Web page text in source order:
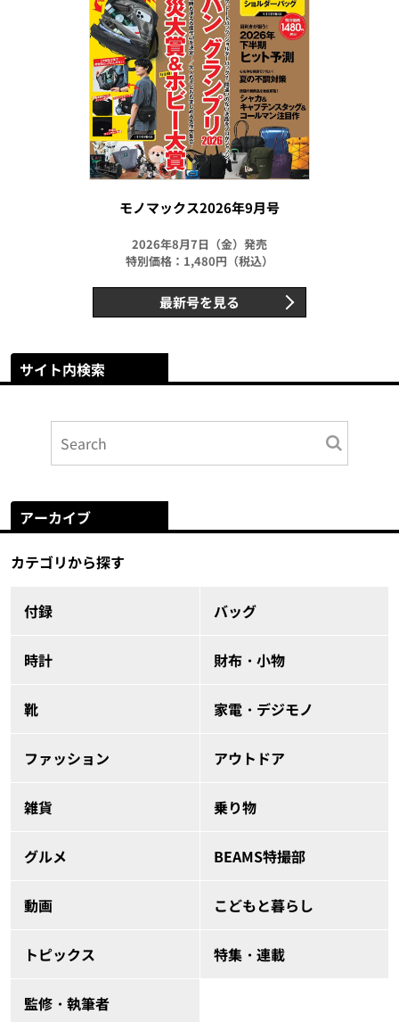
モノマックス2026年9月号
2026年8月7日（金）発売
特別価格：1,480円（税込）
最新号を見る
サイト内検索
アーカイブ
カテゴリから探す
付録 バッグ
時計 財布・小物
靴 家電・デジモノ
ファッション アウトドア
雑貨 乗り物
グルメ BEAMS特撮部
動画 こどもと暮らし
トピックス 特集・連載
監修・執筆者